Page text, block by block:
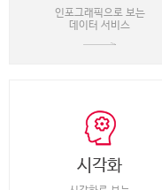
인포그래픽으로 보는
데이터 서비스
시각화